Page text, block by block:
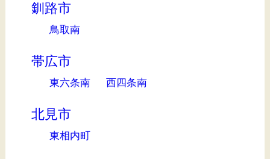
釧路市
鳥取南
帯広市
東六条南 西四条南
北見市
東相内町